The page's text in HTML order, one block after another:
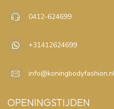
0412-624699
+31412624699
OPENINGSTIJDEN